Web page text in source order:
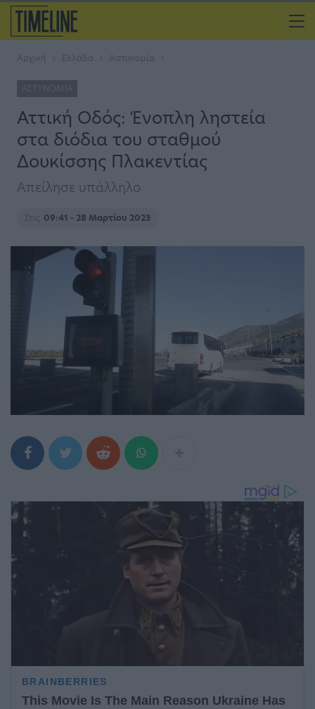
Αρχική Ελλάδα Αστυνομία
ΑΣΤΥΝΟΜΊΑ
Αττική Οδός: Ένοπλη ληστεία
στα διόδια του σταθμού
Δουκίσσης Πλακεντίας
Απείλησε υπάλληλο
Στις 09:41 - 28 Μαρτίου 2023